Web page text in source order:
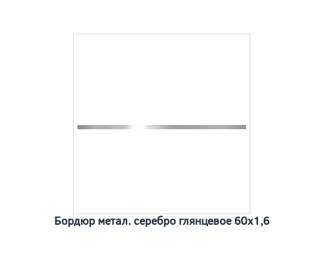
Бордюр метал. серебро глянцевое 60x1,6